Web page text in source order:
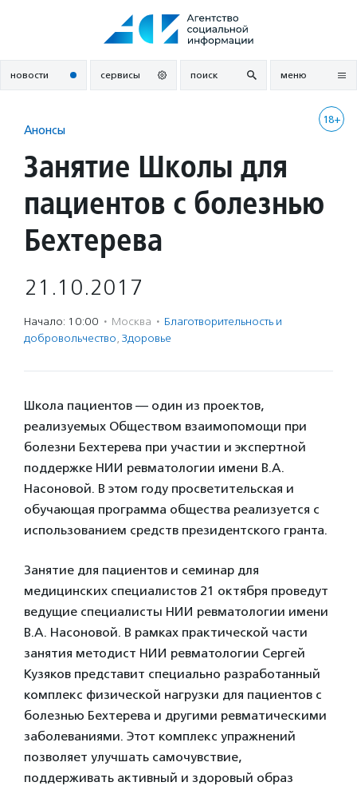
новости сервисы поиск меню
18+
Анонсы
Занятие Школы для
пациентов с болезнью
Бехтерева
21.10.2017
Начало: 10:00 · Москва · Благотвори­тель­ность и
доброволь­чест­во, Здоровье
Школа пациентов — один из проектов,
реализуемых Обществом взаимопомощи при
болезни Бехтерева при участии и экспертной
поддержке НИИ ревматологии имени В.А.
Насоновой. В этом году просветительская и
обучающая программа общества реализуется с
использованием средств президентского гранта.
Занятие для пациентов и семинар для
медицинских специалистов 21 октября проведут
ведущие специалисты НИИ ревматологии имени
В.А. Насоновой. В рамках практической части
занятия методист НИИ ревматологии Сергей
Кузяков представит специально разработанный
комплекс физической нагрузки для пациентов с
болезнью Бехтерева и другими ревматическими
заболеваниями. Этот комплекс упражнений
позволяет улучшать самочувствие,
поддерживать активный и здоровый образ